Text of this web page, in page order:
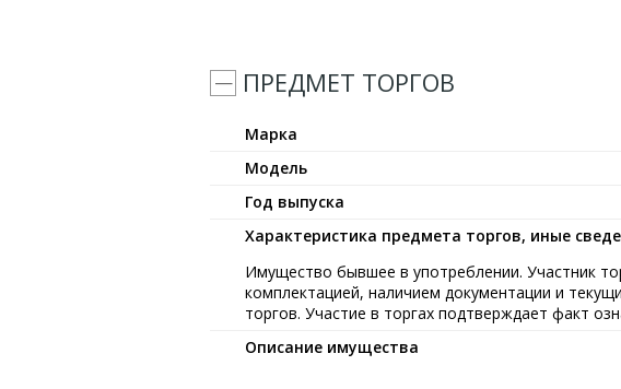
ПРЕДМЕТ ТОРГОВ
Марка
Модель
Год выпуска
Характеристика предмета торгов, иные
Имущество бывшее в употреблении. Участник
комплектацией, наличием документации и
торгов. Участие в торгах подтверждает факт
Описание имущества